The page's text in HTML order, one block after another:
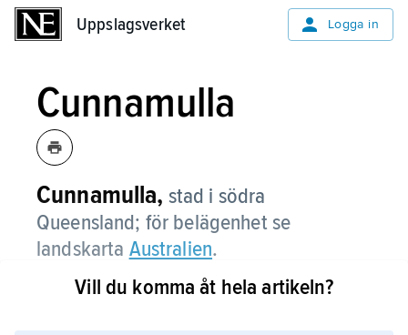
Uppslagsverket Logga in
Cunnamulla
Cunnamulla, stad i södra
Queensland; för belägenhet se
landskarta Australien.
Vill du komma åt hela artikeln?